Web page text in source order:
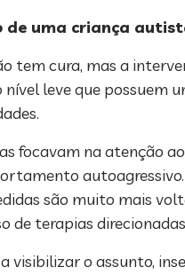
de uma criança
tem cura, mas a
leve que possuem
focavam na atenção
são muito mais
de terapias
visibilizar o assunto,